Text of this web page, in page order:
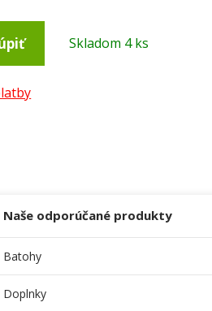
Skladom 4 ks
Naše odporúčané produkty
Batohy
Doplnky